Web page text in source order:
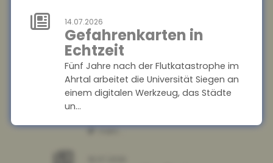
14.07.2026
Gefahrenkarten in
Echtzeit
Fünf Jahre nach der Flutkatastrophe im
Ahrtal arbeitet die Universität Siegen an
einem digitalen Werkzeug, das Städte
un...
14.07.2026
Splitgeräten
verlangen
Der Bundesgerichtshof hat
entschieden, dass
Wohnungseigentümer unter
bestimmten
mehr...